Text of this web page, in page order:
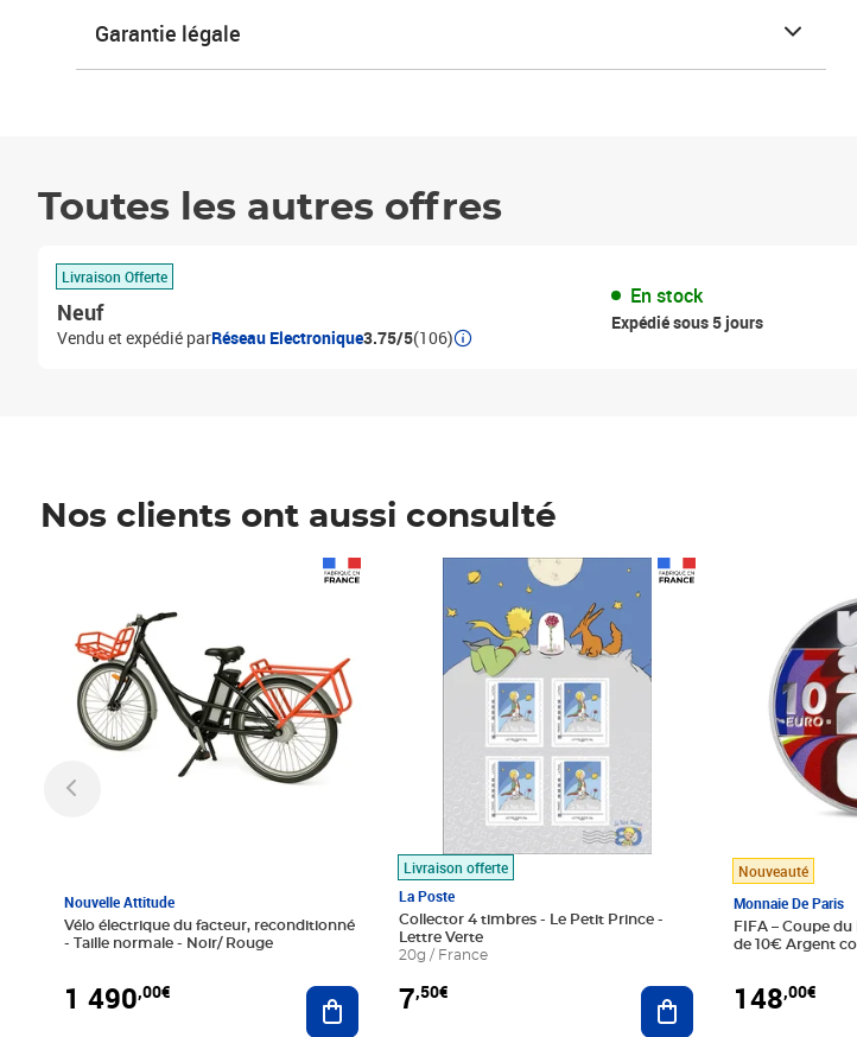
Garantie légale
Toutes les autres offres
Livraison Offerte
Neuf
Vendu et expédié parRéseau Electronique3.75/5(106)
En stock
Expédié sous 5 jours
Nos clients ont aussi consulté
Nouvelle Attitude
Vélo électrique du facteur, reconditionné
- Taille normale - Noir/ Rouge
1 490,00€ Ajouter au panier
Livraison offerte
La Poste
Collector 4 timbres - Le Petit Prince -
Lettre Verte
20g / France
7,50€
Prix 7,50€
Ajouter au panier
Nouveauté
Monnaie De Paris
FIFA – Coupe
de 10€ Argent
148,00€